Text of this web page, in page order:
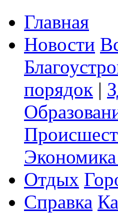
Главная
Новости
порядок |
Отдых
Справка